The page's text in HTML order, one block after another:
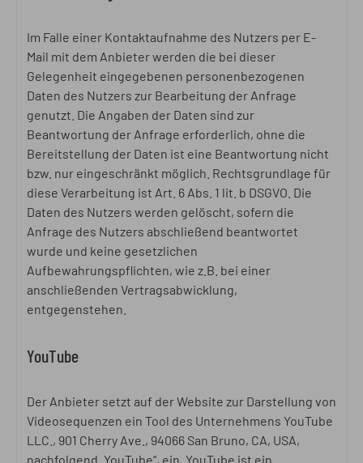
Im Falle einer Kontaktaufnahme des Nutzers per E-
Mail mit dem Anbieter werden die bei dieser
Gelegenheit eingegebenen personenbezogenen
Daten des Nutzers zur Bearbeitung der Anfrage
genutzt. Die Angaben der Daten sind zur
Beantwortung der Anfrage erforderlich, ohne die
Bereitstellung der Daten ist eine Beantwortung nicht
bzw. nur eingeschränkt möglich. Rechtsgrundlage für
diese Verarbeitung ist Art. 6 Abs. 1 lit. b DSGVO. Die
Daten des Nutzers werden gelöscht, sofern die
Anfrage des Nutzers abschließend beantwortet
wurde und keine gesetzlichen
Aufbewahrungspflichten, wie z.B. bei einer
anschließenden Vertragsabwicklung,
entgegenstehen.
YouTube
Der Anbieter setzt auf der Website zur Darstellung von
Videosequenzen ein Tool des Unternehmens YouTube
LLC., 901 Cherry Ave., 94066 San Bruno, CA, USA,
nachfolgend „YouTube“, ein. YouTube ist ein